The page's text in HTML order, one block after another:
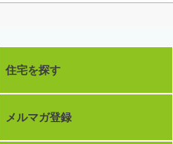
住宅を探す
メルマガ登録